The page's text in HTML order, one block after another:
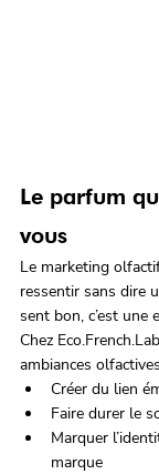
Le parfum
vous
Le marketing
ressentir sans dire
sent bon, c’est une
Chez
ambiances
Créer du lien
Faire durer le
Marquer
marque